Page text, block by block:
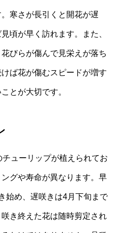
寒さが長引くと開花が遅
頃が早く訪れます。また、
びらが傷んで見栄えが落ち
ば花が傷むスピードが増す
とが大切です。
ューリップが植えられてお
グや寿命が異なります。早
始め、遅咲きは4月下旬まで
き終えた花は随時剪定され